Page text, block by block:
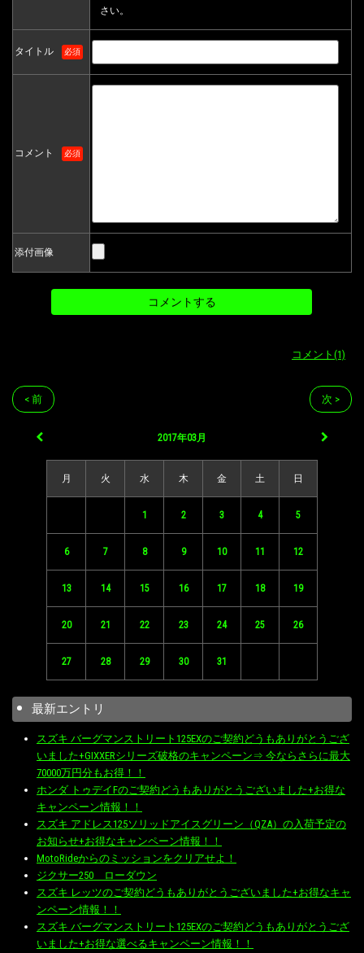
さい。
タイトル 必須
コメント 必須
添付画像
コメント(1)
< 前 次 >
2017年03月
月 火 水 木 金 土 日
1 2 3 4 5
6 7 8 9 10 11 12
13 14 15 16 17 18 19
20 21 22 23 24 25 26
27 28 29 30 31
最新エントリ
スズキ バーグマンストリート125EXのご契約どうもありがとうござ
いました+GIXXERシリーズ破格のキャンペーン⇒ 今ならさらに最大
70000万円分もお得！！
ホンダ トゥデイFのご契約どうもありがとうございました+お得な
キャンペーン情報！！
スズキ アドレス125ソリッドアイスグリーン（QZA）の入荷予定の
お知らせ+お得なキャンペーン情報！！
MotoRideからのミッションをクリアせよ！
ジクサー250 ローダウン
スズキ レッツのご契約どうもありがとうございました+お得なキャ
ンペーン情報！！
スズキ バーグマンストリート125EXのご契約どうもありがとうござ
いました+お得な選べるキャンペーン情報！！